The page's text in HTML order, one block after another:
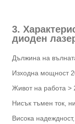
3.
диоден
Дължина на
Изходна мощност
Живот на работа >
Нисък тъмен ток,
Висока